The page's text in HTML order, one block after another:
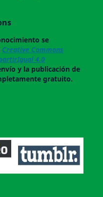
se
Creative Commons
4.0
y la publicación de
gratuito.